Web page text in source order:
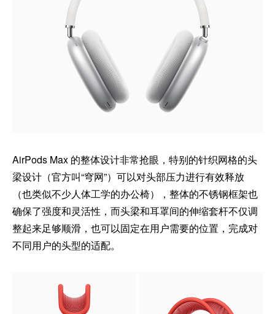
AirPods Max 的整体设计非常抢眼，特别的针织网格的头
梁设计（官方叫“穹网”）可以对头部压力进行有效释放
（也类似不少人体工学的办公椅），整体的不锈钢框架也
确保了强度和灵活性，而头梁和耳罩间的伸缩套杆不仅调
整起来足够顺滑，也可以固定在用户需要的位置，完成对
不同用户的头型的适配。